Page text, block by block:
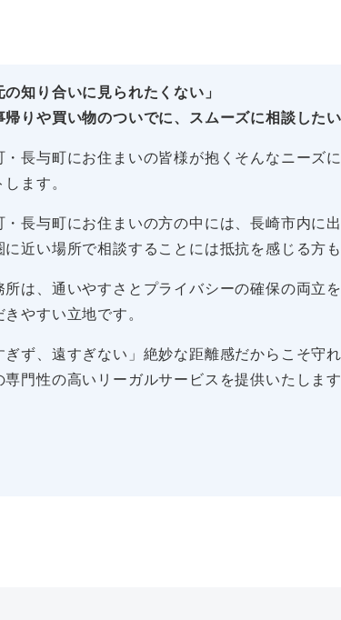
の知り合いに見られたくない」
帰りや買い物のついでに、スムーズに相談したい
・長与町にお住まいの皆様が抱くそんなニーズ
ます。
・長与町にお住まいの方の中には、長崎市内に
に近い場所で相談することには抵抗を感じる方も
所は、通いやすさとプライバシーの確保の両立
やすい立地です。
ぎず、遠すぎない」絶妙な距離感だからこそ守
専門性の高いリーガルサービスを提供いたします